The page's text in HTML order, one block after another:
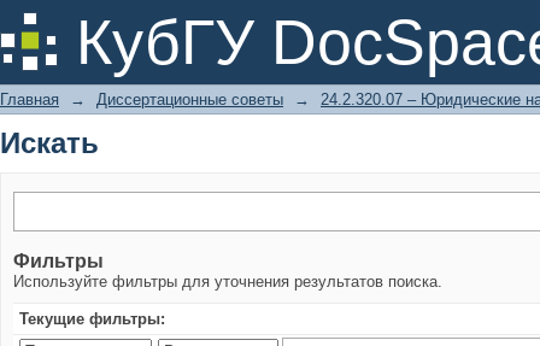
КубГУ
Искать
Главная → Диссертационные советы → 24.2.320.07 – Юридические
Искать
Фильтры
Используйте фильтры для уточнения результатов поиска.
Текущие фильтры: